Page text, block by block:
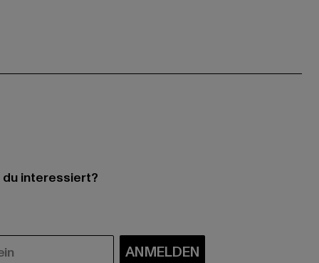
interessiert?
ANMELDEN